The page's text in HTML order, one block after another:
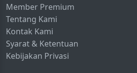
Member Premium
Tentang Kami
Kontak Kami
Syarat & Ketentuan
Kebijakan Privasi